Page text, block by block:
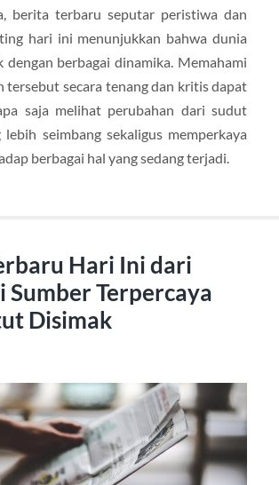
berita terbaru seputar peristiwa dan
hari ini menunjukkan bahwa dunia
dengan berbagai dinamika. Memahami
tersebut secara tenang dan kritis dapat
saja melihat perubahan dari sudut
lebih seimbang sekaligus memperkaya
berbagai hal yang sedang terjadi.
Hari Ini dari
Sumber Terpercaya
Disimak